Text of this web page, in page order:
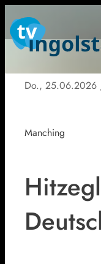
Do., 25.06.2026
Manching